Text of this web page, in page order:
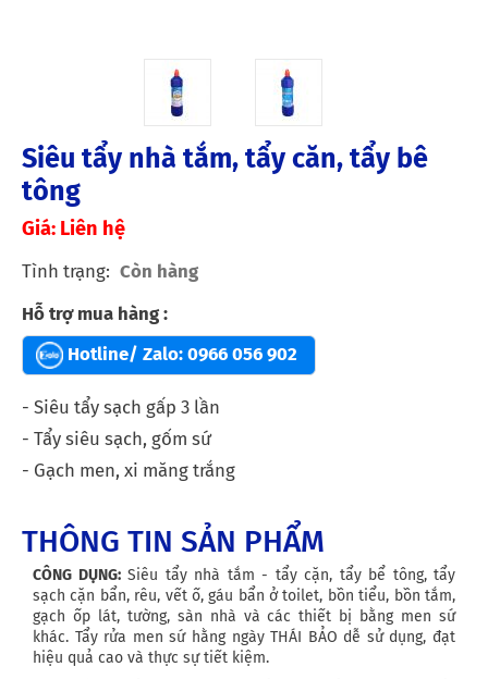
Siêu tẩy nhà tắm, tẩy căn, tẩy bê
tông
Giá: Liên hệ
Tình trạng
Còn hàng
Hỗ trợ mua hàng :
Hotline/ Zalo: 0966 056 902
- Siêu tẩy sạch gấp 3 lần
- Tẩy siêu sạch, gốm sứ
- Gạch men, xi măng trắng
THÔNG TIN SẢN PHẨM
CÔNG DỤNG:Siêu tẩy nhà tắm - tẩy cặn, tẩy bể tông, tẩy
sạch cặn bẩn, rêu, vết ố, gáu bẩn ở toilet, bồn tiểu, bồn tắm,
gạch ốp lát, tường, sàn nhà và các thiết bị bằng men sứ
khác. Tẩy rửa men sứ hằng ngày THÁI BẢO dễ sử dụng, đạt
hiệu quả cao và thực sự tiết kiệm.